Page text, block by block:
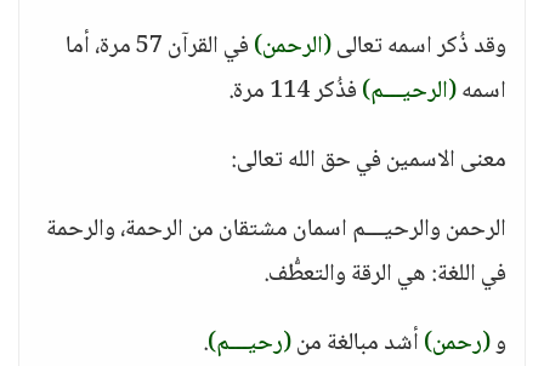
وقد ذُكر اسمه تعالى(الرحمن)
في القرآن 57 مرة، أما
اسمه(الرحيـــم)فذُكر 114 مرة.
معنى الاسمين في حق الله تعالى:
الرحمن والرحيـــم اسمان مشتقان من الرحمة، والرحمة
في اللغة: هي الرقة والتعطُّف.
و(رحمن)أشد مبالغة من(رحيـــم).